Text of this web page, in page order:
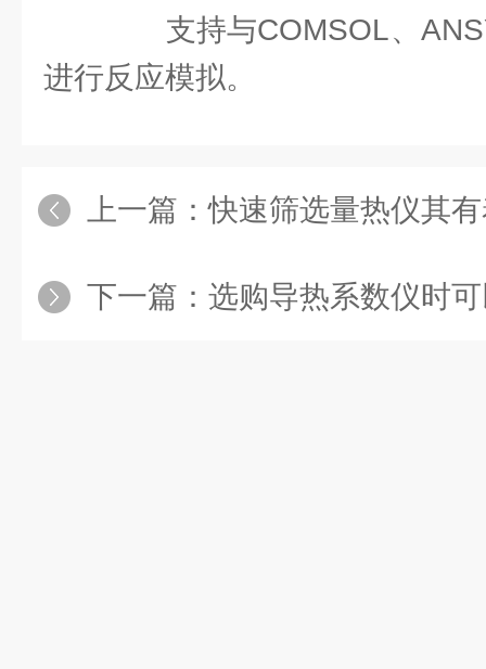
支持与COMSOL、
进行反应模拟。
上一篇：快速筛选量热仪其
下一篇： 选购导热系数仪时